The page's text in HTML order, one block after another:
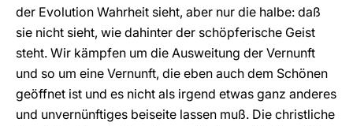
der Evolution Wahrheit sieht, aber nur die halbe: daß
sie nicht sieht, wie dahinter der schöpferische Geist
steht. Wir kämpfen um die Ausweitung der Vernunft
und so um eine Vernunft, die eben auch dem Schönen
geöffnet ist und es nicht als irgend etwas ganz anderes
und unvernünftiges beiseite lassen muß. Die christliche